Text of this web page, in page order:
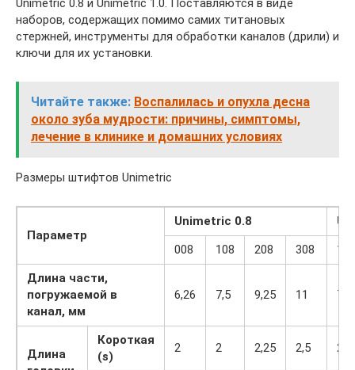
Unimetric 0.8 и Unimetric 1.0. Поставляются в виде
наборов, содержащих помимо самих титановых
стержней, инструменты для обработки каналов (дрили) и
ключи для их установки.
Читайте также: Воспалилась и опухла десна
около зуба мудрости: причины, симптомы,
лечение в клинике и домашних условиях
Размеры штифтов Unimetric
Параметр
Unimetric 0.8
008
108 208 308
110
Длина части,
погружаемой в
канал, мм
6,26 7,5 9,25 11 7,5
Длина
Короткая
(s)
2 2 2,25 2,5 2